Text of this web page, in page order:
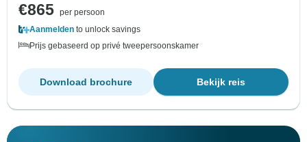
€865 per persoon
Aanmelden to unlock savings
Prijs gebaseerd op privé tweepersoonskamer
Bekijk reis
Download brochure